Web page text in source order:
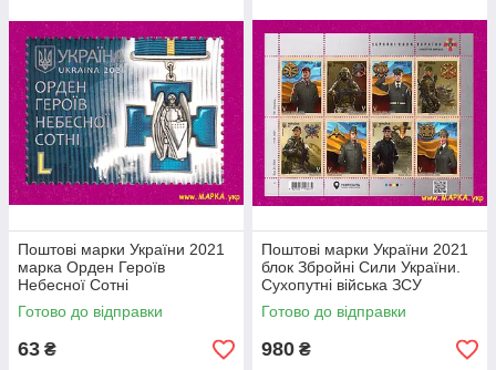
Поштові марки України 2021
марка Орден Героїв
Небесної Сотні
Готово до відправки
63 ₴
Поштові марки України 2021
блок Збройні Сили України.
Сухопутні війська ЗСУ
Готово до відправки
980 ₴